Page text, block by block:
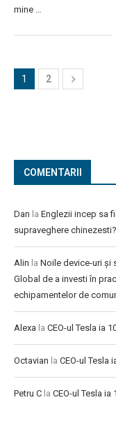
mine …
1 2
COMENTARII
Dan la Englezii incep sa
supraveghere chinezesti?
Alin la Noile device-uri și
Global de a investi în
echipamentelor de
Alexa la CEO-ul Tesla ia
Octavian la CEO-ul Tesla
Petru C la CEO-ul Tesla